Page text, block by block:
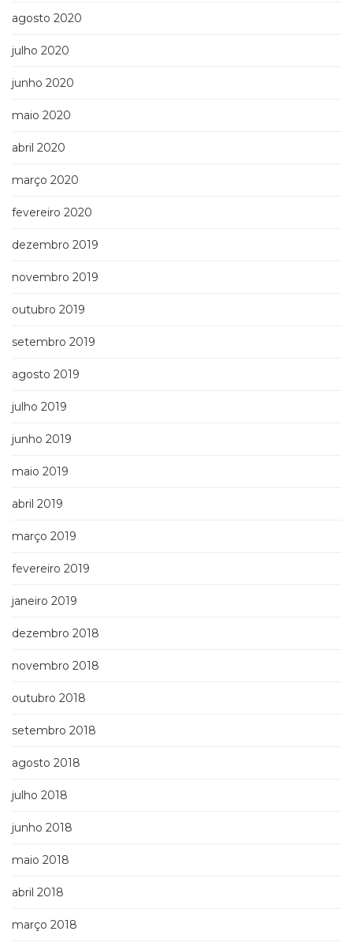
agosto 2020
julho 2020
junho 2020
maio 2020
abril 2020
março 2020
fevereiro 2020
dezembro 2019
novembro 2019
outubro 2019
setembro 2019
agosto 2019
julho 2019
junho 2019
maio 2019
abril 2019
março 2019
fevereiro 2019
janeiro 2019
dezembro 2018
novembro 2018
outubro 2018
setembro 2018
agosto 2018
julho 2018
junho 2018
maio 2018
abril 2018
março 2018